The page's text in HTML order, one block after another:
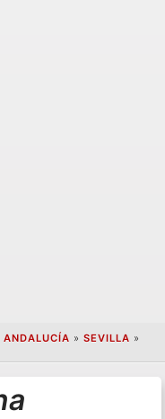
ANDALUCÍA » SEVILLA »